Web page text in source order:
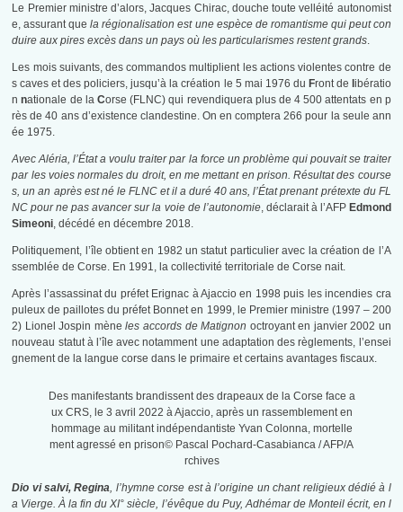
Le Premier ministre d’alors, Jacques Chirac, douche toute velléité autonomist
e, assurant quela régionalisation est une espèce de romantisme qui peut con
duire aux pires excès dans un pays où les particularismes restent grands.
Les mois suivants, des commandos multiplient les actions violentes contre de
s caves et des policiers, jusqu’à la création le 5 mai 1976 du Front de ibératio
nnationale de la Corse (FLNC) qui revendiquera plus de 4 500 attentats en p
rès de 40 ans d’existence clandestine. On en comptera 266 pour la seule ann
ée 1975.
Avec Aléria, l’État a voulu traiter par la force un problème qui pouvait se traiter
par les voies normales du droit, en me mettant en prison. Résultat des course
s, un an après est né le FLNC et il a duré 40 ans, l’État prenant prétexte du FL
NC pour ne pas avancer sur la voie de l’autonomie, déclarait à l’AFP Edmond
Simeoni, décédé en décembre 2018.
Politiquement, l’île obtient en 1982 un statut particulier avec la création de l’A
ssemblée de Corse. En 1991, la collectivité territoriale de Corse nait.
Après l’assassinat du préfet Erignac à Ajaccio en 1998 puis les incendies cra
puleux de paillotes du préfet Bonnet en 1999, le Premier ministre (1997 – 200
2) Lionel Jospin mèneles accords de Matignon octroyant en janvier 2002 un
nouveau statut à l’île avec notamment une adaptation des règlements, l’ensei
gnement de la langue corse dans le primaire et certains avantages fiscaux.
Des manifestants brandissent des drapeaux de la Corse face a
ux CRS, le 3 avril 2022 à Ajaccio, après un rassemblement en
hommage au militant indépendantiste Yvan Colonna, mortelle
ment agressé en prison© Pascal Pochard-Casabianca / AFP/A
rchives
Dio vi salvi, Regina, l’hymne corse est à l’origine un chant religieux dédié à l
a Vierge.À la fin du XI° siècle, l’évêque du Puy, Adhémar de Monteil écrit, en l